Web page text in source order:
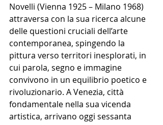
Novelli (Vienna 1925 – Milano 1968)
attraversa con la sua ricerca alcune
delle questioni cruciali dell’arte
contemporanea, spingendo la
pittura verso territori inesplorati, in
cui parola, segno e immagine
convivono in un equilibrio poetico e
rivoluzionario. A Venezia, città
fondamentale nella sua vicenda
artistica, arrivano oggi sessanta